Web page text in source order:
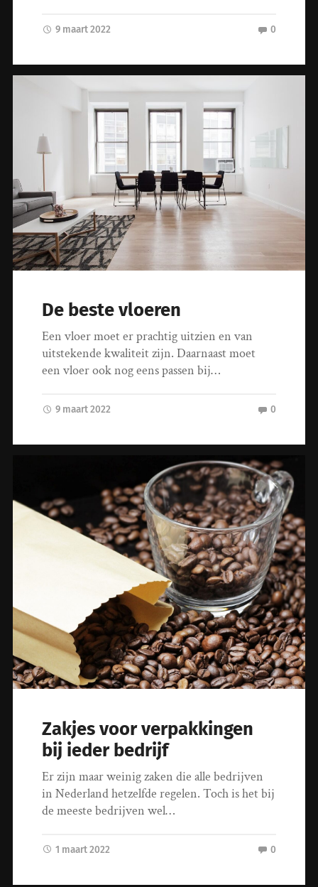
9 maart 2022 0
De beste vloeren
Een vloer moet er prachtig uitzien en van
uitstekende kwaliteit zijn. Daarnaast moet
een vloer ook nog eens passen bij…
9 maart 2022 0
Zakjes voor verpakkingen
bij ieder bedrijf
Er zijn maar weinig zaken die alle bedrijven
in Nederland hetzelfde regelen. Toch is het bij
de meeste bedrijven wel…
1 maart 2022 0